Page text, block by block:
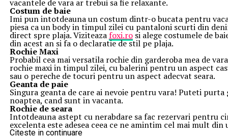
vacantele de vara ar trebui sa fie relaxante.
Costum de baie
Imi pun intotdeauna un costum dintr-o bucata pentru
piesa ca un body in timpul zilei cu pantaloni scurti din
direct spre plaja. Viziteazafoxi.rosi alege costumele de
din acest an si fa o declaratie de stil pe plaja.
Rochie Maxi
Probabil cea mai versatila rochie din garderoba mea de
rochie maxi in timpul zilei, cu balerini pentru un aspect
sau o pereche de tocuri pentru un aspect adecvat seara.
Geanta de paie
Singura geanta de care ai nevoie pentru vara! Puteti
noaptea, cand sunt in vacanta.
Rochie de seara
Intotdeauna astept cu nerabdare sa fac rezervari pentru
excelenta este adesea ceea ce ne amintim cel mai mult
ori nu am ocazia sa ma imbrac acasa, asa ca sa te imbraci
Citeste in continuare